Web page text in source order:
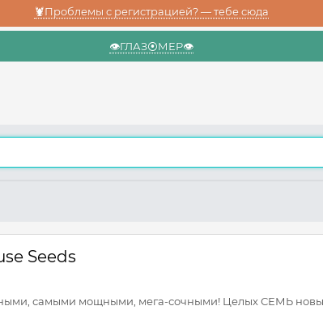
🦞Проблемы с регистрацией? — тебе сюда
👁️ГЛАЗ⦿МЕР👁️
Seeds
самыми мощными, мега-сочными! Целых СЕМЬ